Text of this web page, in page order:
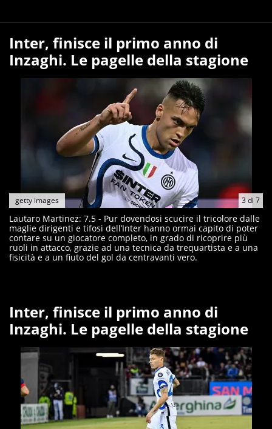
Inter, finisce il primo anno di
Inzaghi. Le pagelle della stagione
3di 7
getty images
Lautaro Martinez: 7.5 - Pur dovendosi scucire il tricolore dalle
maglie dirigenti e tifosi dell’Inter hanno ormai capito di poter
contare su un giocatore completo, in grado di ricoprire più
ruoli in attacco, grazie ad una tecnica da trequartista e a una
fisicità e a un fiuto del gol da centravanti vero.
Inter, finisce il primo anno di
Inzaghi. Le pagelle della stagione